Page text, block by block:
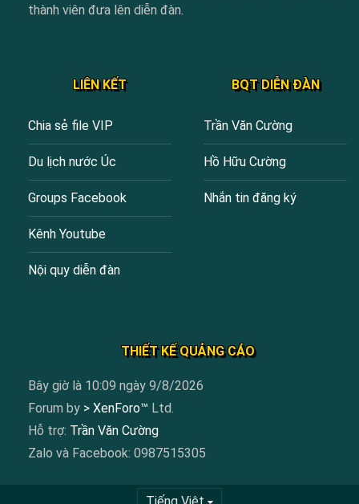
thành viên đưa lên diễn đàn.
LIÊN KẾT
Chia sẻ file VIP
Du lịch nước Úc
Groups Facebook
Kênh Youtube
Nội quy diễn đàn
BQT DIỄN ĐÀN
Trần Văn Cường
Hồ Hữu Cường
Nhắn tin đăng ký
THIẾT KẾ QUẢNG CÁO
Bây giờ là 10:09 ngày 9/8/2026
Forum by > XenForo™ Ltd.
Hỗ trợ: Trần Văn Cường
Zalo và Facebook: 0987515305